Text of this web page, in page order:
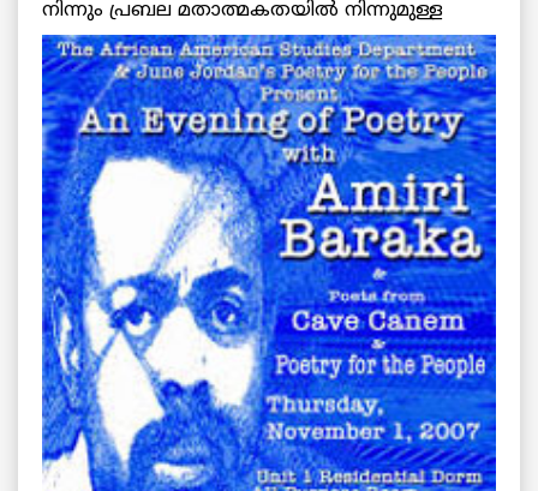
നിന്നും പ്രബല മതാത്മകതയില്‍ നിന്നുമുള്ള